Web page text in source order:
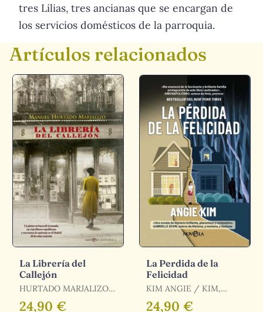
tres Lilias, tres ancianas que se encargan de
los servicios domésticos de la parroquia.
Artículos relacionados
La Librería del
Callejón
HURTADO MARJALIZO
MANUEL / HURTADO
MARJALIZO, MANUEL
24,90 €
La Perdida de la
Felicidad
KIM ANGIE / KIM,
ANGIE
24,90 €